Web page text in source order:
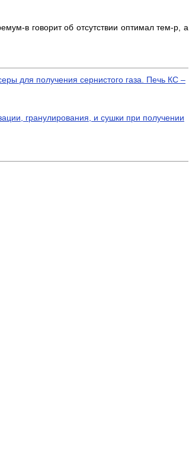
в говорит об отсутствии оптимал тем-р, а
для получения сернистого газа. Печь КС –
гранулирования, и сушки при получении